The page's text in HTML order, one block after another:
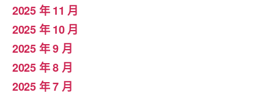
2025 年 11 月
2025 年 10 月
2025 年 9 月
2025 年 8 月
2025 年 7 月